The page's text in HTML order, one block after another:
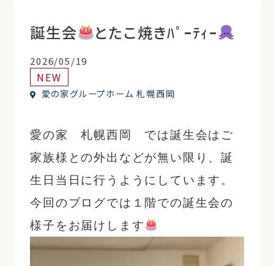
誕生会 とたこ焼きﾊﾟｰﾃｨｰ
2026/05/19
NEW
愛の家グループホーム 札幌西岡
愛の家 札幌西岡 では誕生会はご
家族様との外出などが無い限り、誕
生日当日に行うようにしています。
今回のブログでは１階での誕生会の
様子をお届けします